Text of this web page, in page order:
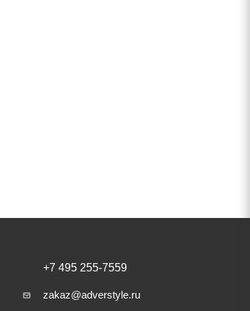
+7 495 255-7559
zakaz@adverstyle.ru